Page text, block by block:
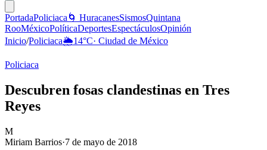
PortadaPoliciaca 🌀 HuracanesSismosQuintana
RooMéxicoPolíticaDeportesEspectáculosOpinión
Inicio/Policiaca🌦️14°C· Ciudad de México
Policiaca
Descubren fosas clandestinas en Tres
Reyes
M
Miriam Barrios·7 de mayo de 2018